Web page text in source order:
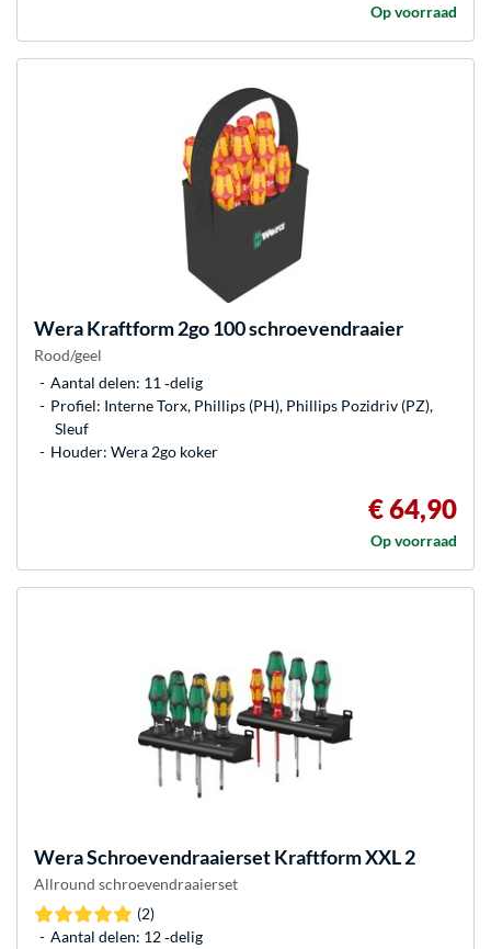
Op voorraad
WeraKraftform 2go 100 schroevendraaier
Rood/geel
Aantal delen: 11 ‐delig
Profiel: Interne Torx, Phillips (PH), Phillips Pozidriv (PZ),
Sleuf
Houder: Wera 2go koker
€ 64,90
Op voorraad
WeraSchroevendraaierset Kraftform XXL 2
Allround schroevendraaierset
(2)
Aantal delen: 12 ‐delig